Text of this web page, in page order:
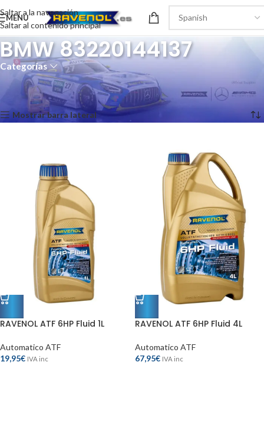
Saltar a la navegación
Saltar al contenido principal
MENÚ
BMW 83220144137
Categorías
Recomendaciones del producto/ BMW 83220144137
Mostrando los 2 resultados
Mostrar barra lateral
RAVENOL ATF 6HP Fluid 1L
Automatico ATF
19,95€ IVA inc
RAVENOL ATF 6HP Fluid 4L
Automatico ATF
67,95€ IVA inc